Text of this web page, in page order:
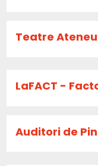
Teatre
LaFACT -
Auditori de